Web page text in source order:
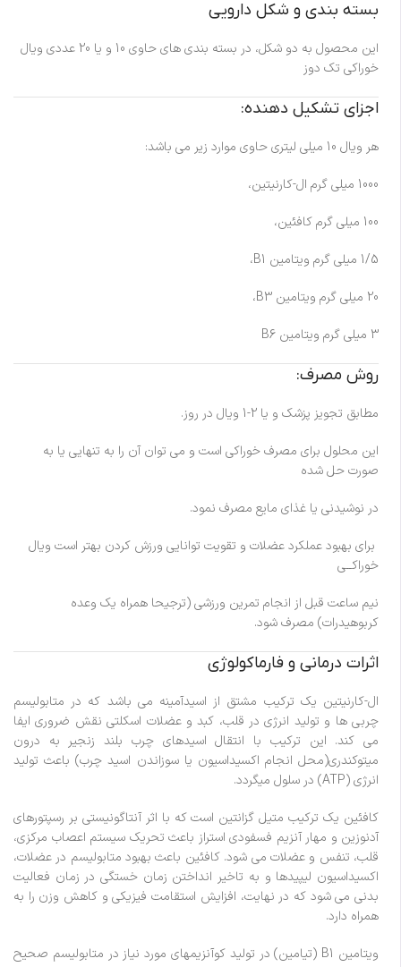
بسته بندی و شکل دارویی
این محصول به دو شکل، در بسته بندی های حاوی 10 و یا 20 عددی ویال
خوراکی تک دوز
اجزای تشکیل دهنده:
هر ویال 10 میلی لیتری حاوی موارد زیر می باشد:
1000 میلی گرم ال-کارنیتین،
100 میلی گرم کافئین،
1/5 میلی گرم ویتامین B1،
20 میلی گرم ویتامین B3،
3 میلی گرم ویتامین B6
روش مصرف:
مطابق تجویز پزشک و یا 2-1 ویال در روز.
این محلول برای مصرف خوراکی است و می توان آن را به تنهایی یا به
صورت حل شده
در نوشیدنی یا غذای مایع مصرف نمود.
برای بهبود عملکرد عضلات و تقویت توانایی ورزش کردن بهتر است ویال
خوراکــی
نیم ساعت قبل از انجام تمرین ورزشی (ترجیحا همراه یک وعده
کربوهیدرات) مصرف شود.
اثرات درمانی و فارماکولوژی
ال-کارنیتین یک ترکیب مشتق از اسیدآمینه می باشد که در متابولیسم
چربی ها و تولید انرژی در قلب، کبد و عضلات اسکلتی نقش ضروری ایفا
می کند. این ترکیب با انتقال اسیدهای چرب بلند زنجیر به درون
میتوکندری(محل انجام اکسیداسیون یا سوزاندن اسید چرب) باعث تولید
انرژی (ATP) در سلول میگردد.
کافئین یک ترکیب متیل گزانتین است که با اثر آنتاگونیستی بر رسپتورهای
آدنوزین و مهار آنزیم فسفودی استراز باعث تحریک سیستم اعصاب مرکزی،
قلب، تنفس و عضلات می شود. کافئین باعث بهبود متابولیسم در عضلات،
اکسیداسیون لیپیدها و به تاخیر انداختن زمان خستگی در زمان فعالیت
بدنی می شود که در نهایت، افزایش استقامت فیزیکی و کاهش وزن را به
همراه دارد.
ویتامین B1 (تیامین) در تولید کوآنزیمهای مورد نیاز در متابولیسم صحیح